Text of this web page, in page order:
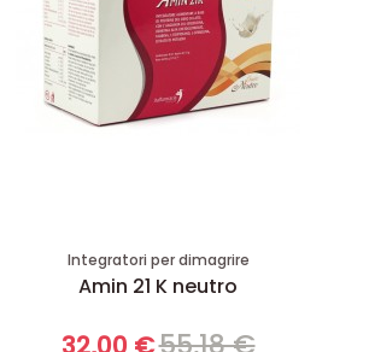
Integratori per dimagrire
Amin 21 K neutro